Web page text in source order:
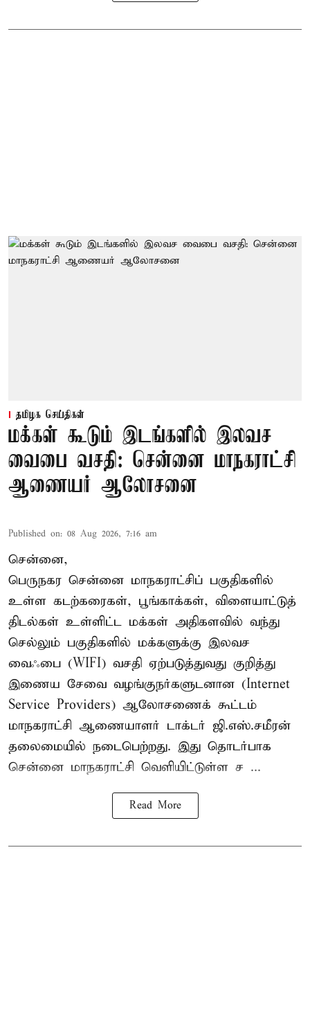
தமிழக செய்திகள்
மக்கள் கூடும் இடங்களில் இலவச
வைபை வசதி: சென்னை மாநகராட்சி
ஆணையர் ஆலோசனை
Published on: 08 Aug 2026, 7:16 am
சென்னை,
பெருநகர சென்னை மாநகராட்சிப் பகுதிகளில்
உள்ள கடற்கரைகள், பூங்காக்கள், விளையாட்டுத்
திடல்கள் உள்ளிட்ட மக்கள் அதிகளவில் வந்து
செல்லும் பகுதிகளில் மக்களுக்கு இலவச
வைஃபை (WIFI) வசதி ஏற்படுத்துவது குறித்து
இணைய சேவை வழங்குநர்களுடனான (Internet
Service Providers) ஆலோசணைக் கூட்டம்
மாநகராட்சி ஆணையாளர் டாக்டர் ஜி.எஸ்.சமீரன்
தலைமையில் நடைபெற்றது. இது தொடர்பாக
சென்னை மாநகராட்சி வெளியிட்டுள்ள ச ...
Read More